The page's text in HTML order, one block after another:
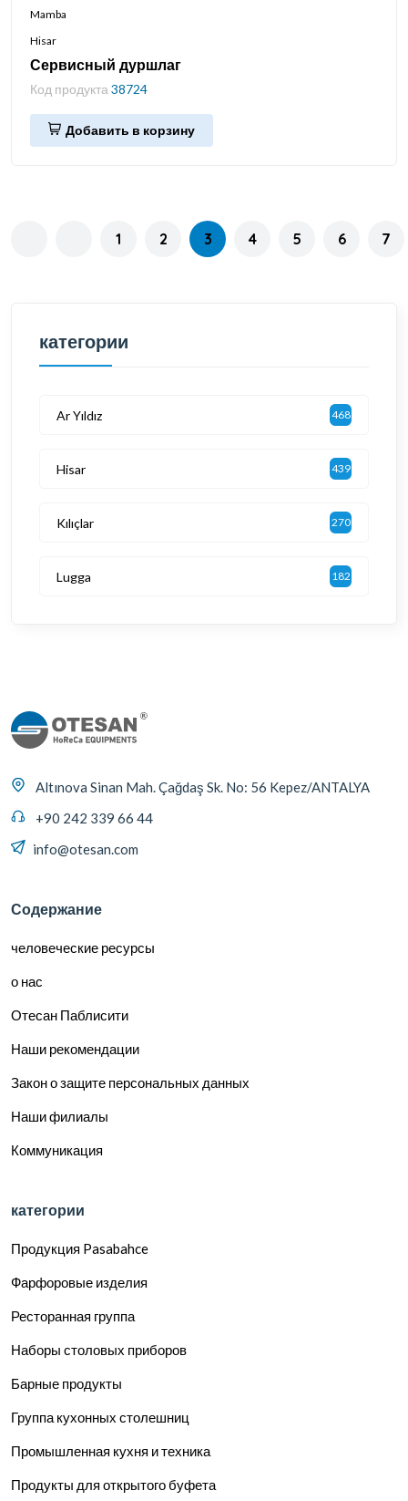
Mamba
Hisar
Сервисный дуршлаг
Код продукта 38724
Добавить в корзину
1 2 3 4 5 6 7
категории
Ar Yıldız 468
Hisar 439
Kılıçlar 270
Lugga 182
Altınova Sinan Mah. Çağdaş Sk. No: 56 Kepez/ANTALYA
+90 242 339 66 44
info@otesan.com
Содержание
человеческие ресурсы
о нас
Отесан Паблисити
Наши рекомендации
Закон о защите персональных данных
Наши филиалы
Коммуникация
категории
Продукция Pasabahce
Фарфоровые изделия
Ресторанная группа
Наборы столовых приборов
Барные продукты
Группа кухонных столешниц
Промышленная кухня и техника
Продукты для открытого буфета